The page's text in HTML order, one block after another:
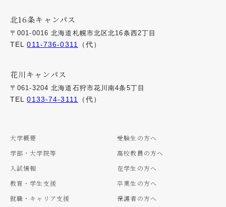
北16条キャンパス
〒001-0016 北海道札幌市北区北16条西2丁目
TEL011-736-0311 （代）
花川キャンパス
〒061-3204 北海道石狩市花川南4条5丁目
TEL0133-74-3111 （代）
大学概要
学部・大学院等
入試情報
教育・学生支援
就職・キャリア支援
受験生の方へ
高校教員の方へ
在学生の方へ
卒業生の方へ
保護者の方へ